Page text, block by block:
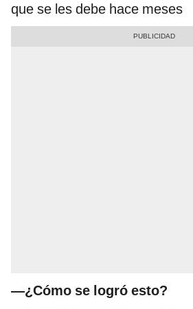
que se les debe hace meses
—¿Cómo se logró esto?